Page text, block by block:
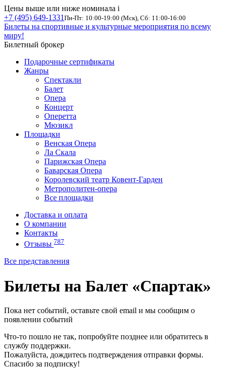
Цены выше или ниже номинала i
+7 (495) 649-1331 Пн-Пт: 10:00-19:00 (Мск), Сб: 11:00-16:00
Билеты на спортивные и культурные мероприятия по всему
миру!
Билетный брокер
Подарочные сертификаты
Жанры
Спектакли
Балет
Опера
Концерт
Оперетта
Мюзикл
Площадки
Венская Опера
Ла Скала
Парижская Опера
Баварская Опера
Королевский театр Ковент-Гарден
Метрополитен-опера
Все площадки
Доставка и оплата
О компании
Контакты
Отзывы 787
Все представления
Билеты на Балет «Спартак»
Пока нет событий, оставьте свой email и мы сообщим о
появлении событий
Что-то пошло не так, попробуйте позднее или обратитесь в
службу поддержки.
Пожалуйста, дождитесь подтверждения отправки формы.
Спасибо за подписку!